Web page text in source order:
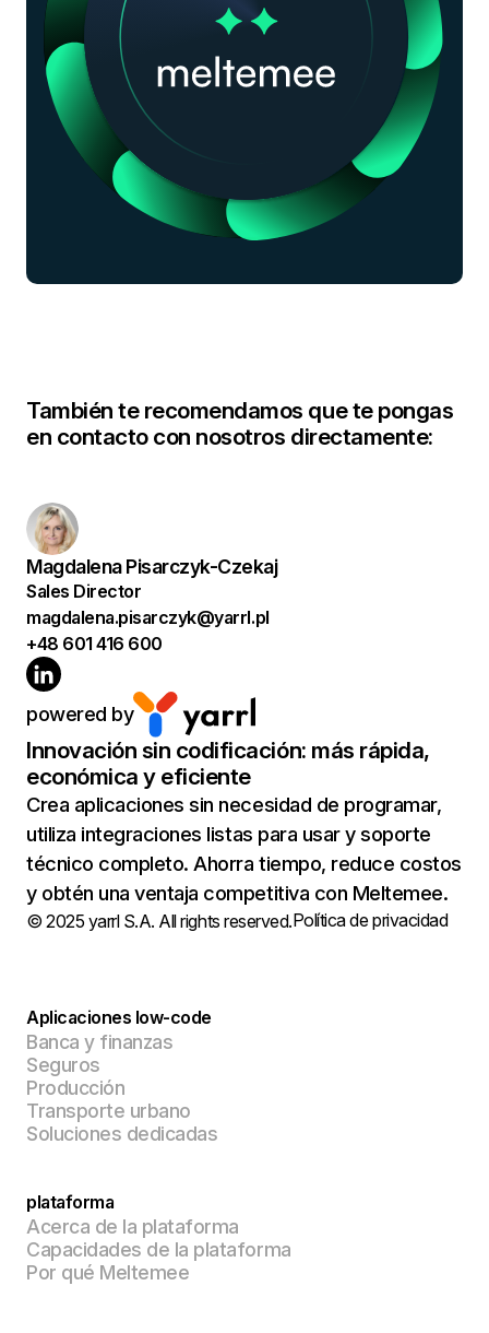
También te recomendamos que te pongas
en contacto con nosotros directamente:
Magdalena Pisarczyk-Czekaj
Sales Director
magdalena.pisarczyk@yarrl.pl
+48 601 416 600
powered by
Innovación sin codificación: más rápida,
económica y eficiente
Crea aplicaciones sin necesidad de programar,
utiliza integraciones listas para usar y soporte
técnico completo. Ahorra tiempo, reduce costos
y obtén una ventaja competitiva con Meltemee.
© 2025 yarrl S.A. All rights reserved.Política de privacidad
Aplicaciones low-code
Banca y finanzas
Seguros
Producción
Transporte urbano
Soluciones dedicadas
plataforma
Acerca de la plataforma
Capacidades de la plataforma
Por qué Meltemee